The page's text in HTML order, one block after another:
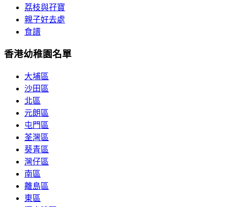
荔枝與孖寶
親子好去處
食譜
香港幼稚園名單
大埔區
沙田區
北區
元朗區
屯門區
荃灣區
葵青區
灣仔區
南區
離島區
東區